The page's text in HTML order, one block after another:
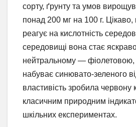
сорту, ґрунту та умов
понад 200 мг на 100 г. Цікаво,
реагує на кислотність
середовищі вона стає
нейтральному —
набуває синювато-зеленого
властивість зробила червону
класичним природним
шкільних експериментах.